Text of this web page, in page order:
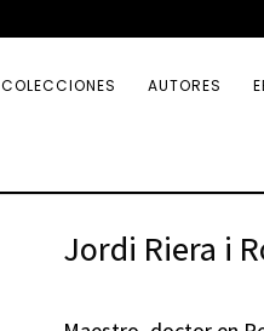
COLECCIONES AUTORES
Jordi Riera i